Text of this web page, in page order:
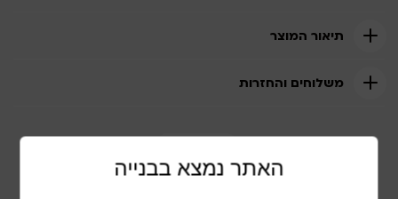
תיאור המוצר
משלוחים והחזרות
האתר נמצא בבנייה